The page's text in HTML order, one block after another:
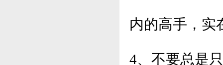
内的高手，实
4、不要总是